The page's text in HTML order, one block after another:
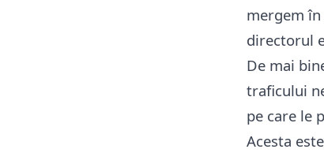
mergem
directorul
De mai
traficului
pe care le
Acesta